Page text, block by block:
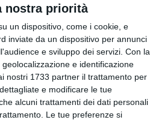
nostra priorità
un dispositivo, come i cookie, e
inviate da un dispositivo per annunci
e sviluppo dei servizi. Con la
e identificazione
nostri 1733 partner il trattamento per
e modificare le tue
alcuni trattamenti dei dati personali
Le tue preferenze si
a
non